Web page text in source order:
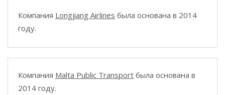
Компания Longjiang Airlines была основана в 2014
году.
Компания Malta Public Transport была основана в
2014 году.